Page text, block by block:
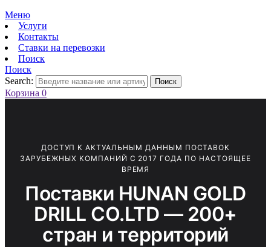
Меню
Услуги
Контакты
Ставки на перевозки
Поиск
Поиск
Search:
Поиск
Корзина 0
ДОСТУП К АКТУАЛЬНЫМ ДАННЫМ ПОСТАВОК
ЗАРУБЕЖНЫХ КОМПАНИЙ С 2017 ГОДА ПО НАСТОЯЩЕЕ
ВРЕМЯ
Поставки HUNAN GOLD
DRILL CO.LTD — 200+
стран и территорий